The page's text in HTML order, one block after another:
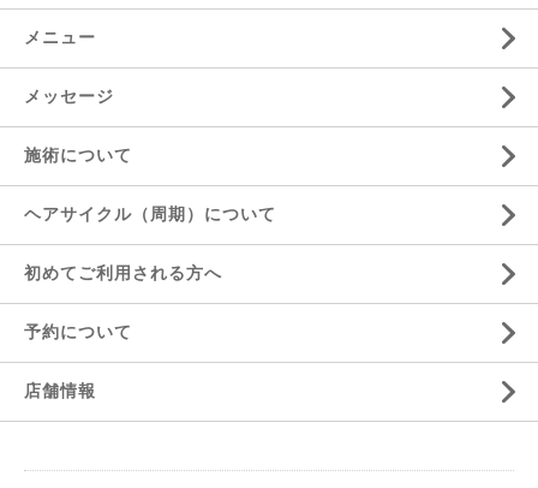
メニュー
メッセージ
施術について
ヘアサイクル（周期）について
初めてご利用される方へ
予約について
店舗情報